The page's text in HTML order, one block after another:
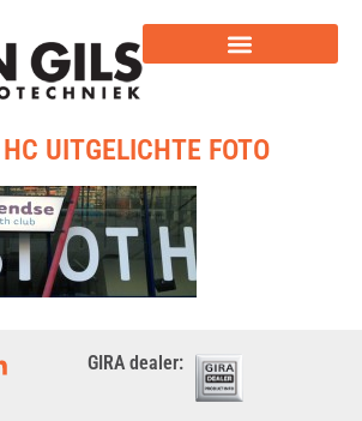
UITGELICHTE FOTO
GIRA dealer: